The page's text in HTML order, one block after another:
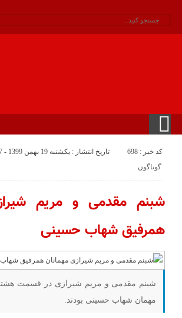
کد خبر : 698
تاریخ انتشار : یکشنبه 19 بهمن 1399 - 15:27
گوناگون
شبنم مقدمی و مریم
همرفیق شهاب حسینی
شبنم مقدمی و مریم شیرازی در قسمت
مهمان شهاب حسینی بودند.